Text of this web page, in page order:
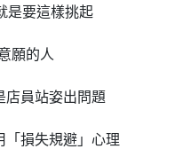
是要這樣挑起
願的人
店員站姿出問題
「損失規避」心理